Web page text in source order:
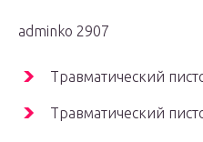
adminko 2907
Травматический
Травматический